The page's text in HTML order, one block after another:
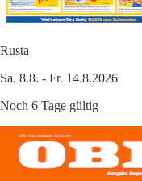
Rusta
Sa. 8.8. - Fr. 14.8.2026
Noch 6 Tage gültig